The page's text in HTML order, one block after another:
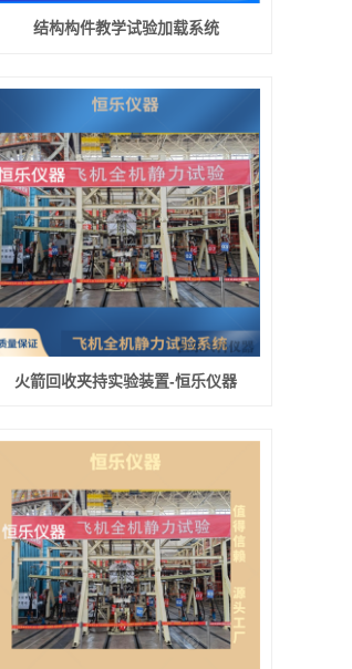
结构构件教学试验加载系统
火箭回收夹持实验装置-恒乐仪器